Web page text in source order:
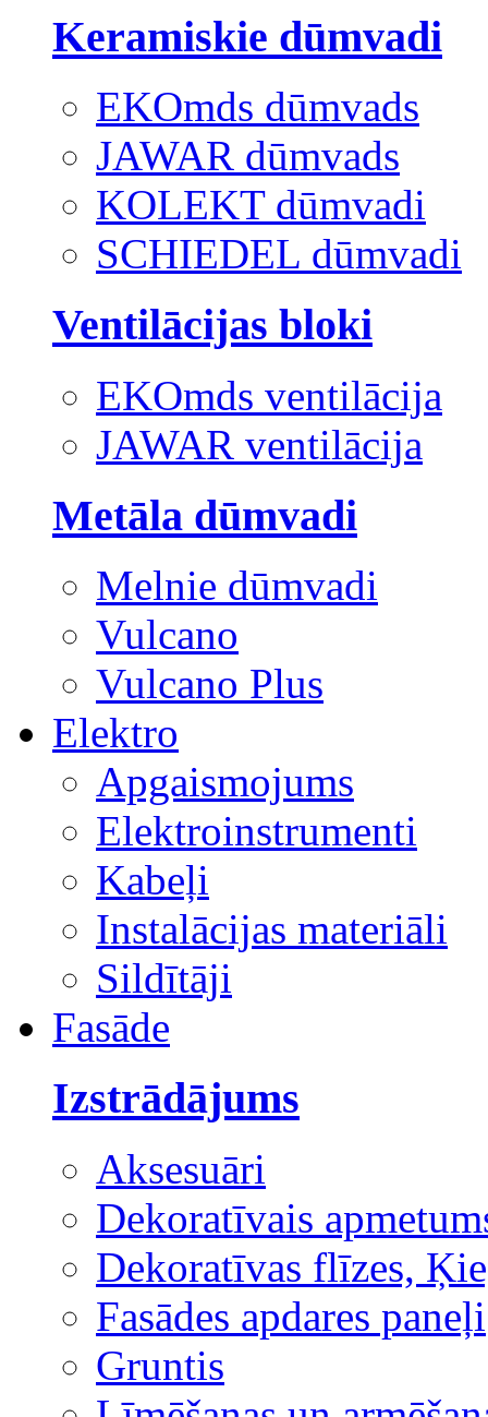
Keramiskie dūmvadi
EKOmds dūmvads
JAWAR dūmvads
KOLEKT dūmvadi
SCHIEDEL dūmvadi
Ventilācijas bloki
EKOmds ventilācija
JAWAR ventilācija
Metāla dūmvadi
Melnie dūmvadi
Vulcano
Vulcano Plus
Elektro
Apgaismojums
Elektroinstrumenti
Kabeļi
Instalācijas materiāli
Sildītāji
Fasāde
Izstrādājums
Aksesuāri
Dekoratīvais
Dekoratīvas flīzes,
Fasādes apdares paneļi
Gruntis